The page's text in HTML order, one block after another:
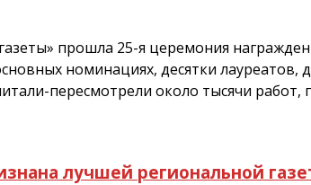
прошла 25-я церемония
номинациях, десятки
пересмотрели около тысячи работ,
лучшей региональной